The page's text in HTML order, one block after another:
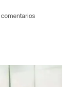
comentarios